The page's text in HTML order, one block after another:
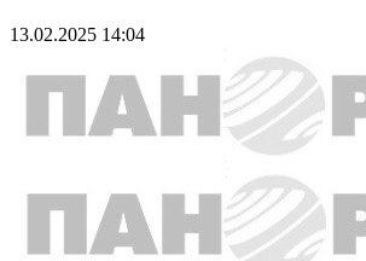
13.02.2025 14:04